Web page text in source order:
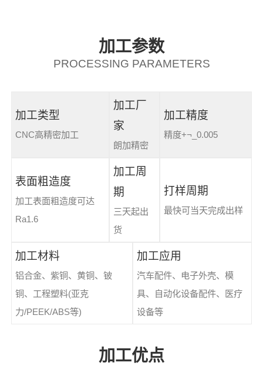
加工参数
PROCESSING PARAMETERS
加工类型
CNC高精密加工
加工厂
家
朗加精密
加工精度
精度+¬_0.005
表面粗造度
加工表面粗造度可达
Ra1.6
加工周
期
三天起出
货
打样周期
最快可当天完成出样
加工材料
铝合金、紫铜、黄铜、铍
铜、工程塑料(亚克
力/PEEK/ABS等)
加工应用
汽车配件、电子外壳、模
具、自动化设备配件、医疗
设备等
加工优点